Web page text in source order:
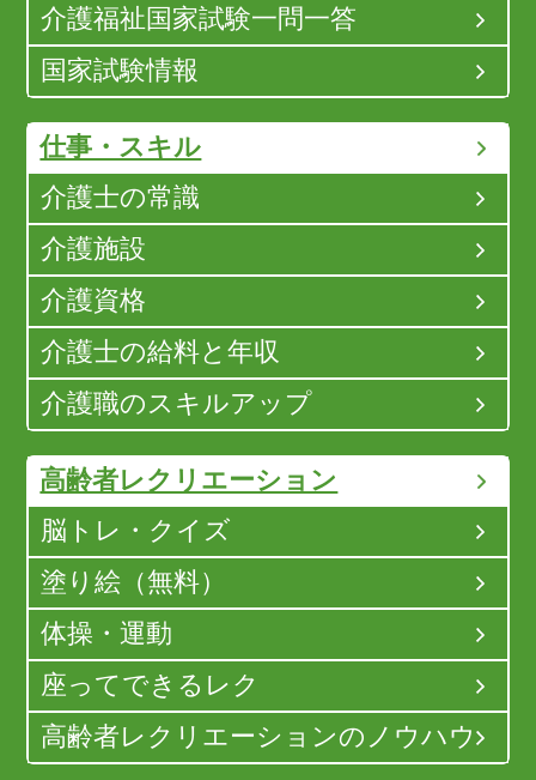
介護福祉国家試験一問一答
国家試験情報
仕事・スキル
介護士の常識
介護施設
介護資格
介護士の給料と年収
介護職のスキルアップ
高齢者レクリエーション
脳トレ・クイズ
塗り絵（無料）
体操・運動
座ってできるレク
高齢者レクリエーションのノウハウ